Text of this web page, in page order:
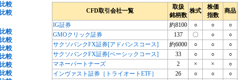
較
較
較
較
較
較
較
較
CFD取引会社一覧
取扱
銘柄数
株式
株価
指数
商品
IG証券
約8100 ○ ○ ○
GMOクリック証券
137 〇 ○ ○
サクソバンクFX証券[アドバンスコース]
約6000 ○ ○ ○
サクソバンクFX証券[ベーシックコース]
33 ○ ○ ○
マネーパートナーズ
2 × × ○
インヴァスト証券［トライオートETF］
26 ○ ○ ○